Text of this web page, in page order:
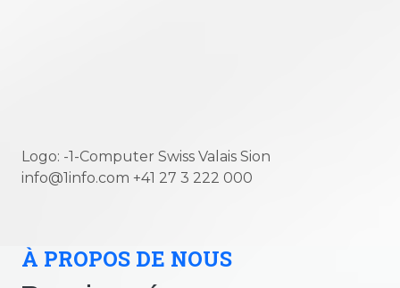
Logo: -1-Computer Swiss Valais Sion
info@1info.com +41 27 3 222 000
À PROPOS DE NOUS